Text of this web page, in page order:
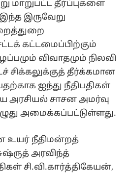
மாறுபட்ட தீர்ப்புகளை
இருவேறு
கட்டமைப்பிற்கும்
விவாதமும் நிலவி
சிக்கலுக்குத் தீர்க்கமான
ஐந்து நீதிபதிகள்
அரசியல் சாசன அமர்வு
அமைக்கப்பட்டுள்ளது.
உயர் நீதிமன்றத்
அரவிந்த்
சி.வி.கார்த்திகேயன்,